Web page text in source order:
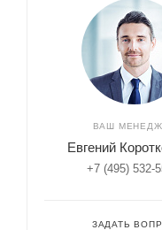
ВАШ
Евгений
+7 (495) 532-
ЗАДАТЬ